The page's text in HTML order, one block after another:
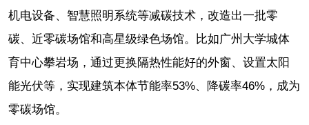
机电设备、智慧照明系统等减碳技术，改造出一批零
碳、近零碳场馆和高星级绿色场馆。比如广州大学城体
育中心攀岩场，通过更换隔热性能好的外窗、设置太阳
能光伏等，实现建筑本体节能率53%、降碳率46%，成为
零碳场馆。